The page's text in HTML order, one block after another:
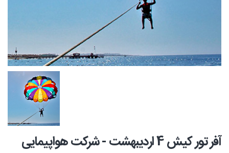
آفر تور کیش 4 اردیبهشت - شرکت هواپیمایی